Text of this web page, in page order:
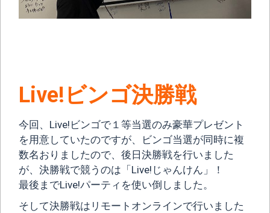
Live!ビンゴ決勝戦
今回、Live!ビンゴで１等当選のみ豪華プレゼント
を用意していたのですが、ビンゴ当選が同時に複
数名おりましたので、後日決勝戦を行いました
が、決勝戦で競うのは「Live!じゃんけん」！
最後までLive!パーティを使い倒しました。
そして決勝戦はリモートオンラインで行いました